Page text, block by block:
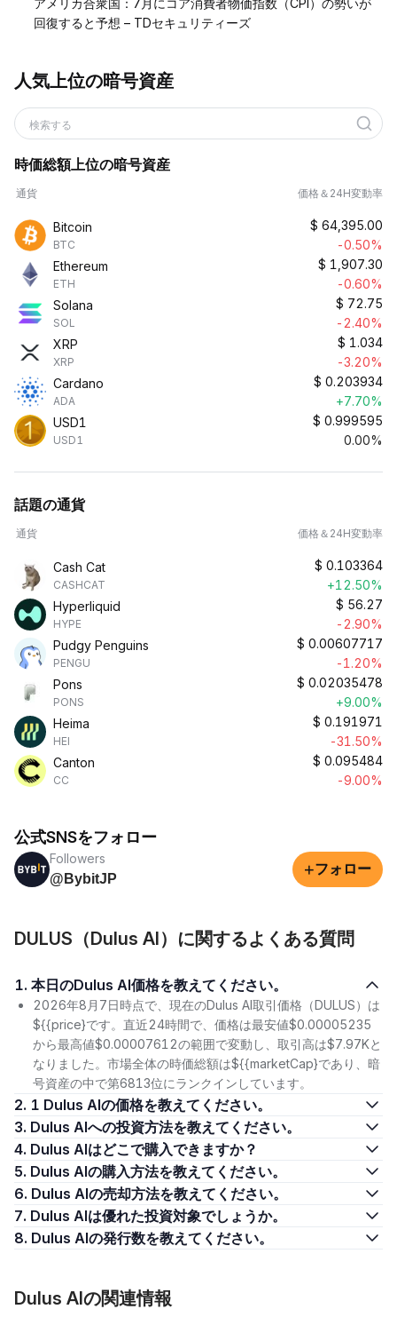
アメリカ合衆国：7月にコア消費者物価指数（CPI）の勢いが
回復すると予想 – TDセキュリティーズ
人気上位の暗号資産
検索する
時価総額上位の暗号資産
通貨 価格＆24H変動率
Bitcoin
BTC
$ 64,395.00
-0.50%
Ethereum
ETH
$ 1,907.30
-0.60%
Solana
SOL
$ 72.75
-2.40%
XRP
XRP
$ 1.034
-3.20%
Cardano
ADA
$ 0.203934
+7.70%
USD1
USD1
$ 0.999595
0.00%
話題の通貨
通貨 価格＆24H変動率
Cash Cat
CASHCAT
$ 0.103364
+12.50%
Hyperliquid
HYPE
$ 56.27
-2.90%
Pudgy Penguins
PENGU
$ 0.00607717
-1.20%
Pons
PONS
$ 0.02035478
+9.00%
Heima
HEI
$ 0.191971
-31.50%
Canton
CC
$ 0.095484
-9.00%
公式SNSをフォロー
Followers
@BybitJP
+フォロー
DULUS（Dulus AI）に関するよくある質問
1. 本日のDulus AI価格を教えてください。
2026年8月7日時点で、現在のDulus AI取引価格（DULUS）は
${{price}です。直近24時間で、価格は最安値$0.00005235
から最高値$0.00007612の範囲で変動し、取引高は$7.97Kと
なりました。市場全体の時価総額は${{marketCap}であり、暗
号資産の中で第6813位にランクインしています。
2. 1 Dulus AIの価格を教えてください。
3. Dulus AIへの投資方法を教えてください。
4. Dulus AIはどこで購入できますか？
5. Dulus AIの購入方法を教えてください。
6. Dulus AIの売却方法を教えてください。
7. Dulus AIは優れた投資対象でしょうか。
8. Dulus AIの発行数を教えてください。
Dulus AIの関連情報